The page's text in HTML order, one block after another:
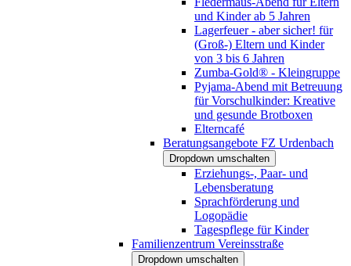
und Kinder ab 5 Jahren
Lagerfeuer - aber sicher! für
(Groß-) Eltern und Kinder
von 3 bis 6 Jahren
Zumba-Gold® - Kleingruppe
Pyjama-Abend mit Betreuung
für Vorschulkinder: Kreative
und gesunde Brotboxen
Elterncafé
Beratungsangebote FZ Urdenbach
Dropdown umschalten
Erziehungs-, Paar- und
Lebensberatung
Sprachförderung und
Logopädie
Tagespflege für Kinder
Familienzentrum Vereinsstraße
Dropdown umschalten